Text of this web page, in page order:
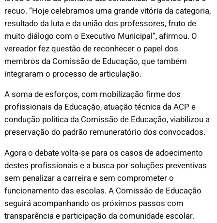
recuo. “Hoje celebramos uma grande vitória da categoria,
resultado da luta e da união dos professores, fruto de
muito diálogo com o Executivo Municipal”, afirmou. O
vereador fez questão de reconhecer o papel dos
membros da Comissão de Educação, que também
integraram o processo de articulação.
A soma de esforços, com mobilização firme dos
profissionais da Educação, atuação técnica da ACP e
condução política da Comissão de Educação, viabilizou a
preservação do padrão remuneratório dos convocados.
Agora o debate volta-se para os casos de adoecimento
destes profissionais e a busca por soluções preventivas
sem penalizar a carreira e sem comprometer o
funcionamento das escolas. A Comissão de Educação
seguirá acompanhando os próximos passos com
transparência e participação da comunidade escolar.